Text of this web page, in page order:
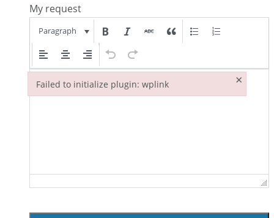
My request
Paragraph
Failed to initialize plugin: wplink ×
Failed to initialize plugin: wplink